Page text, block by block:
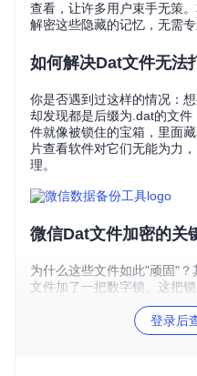
查看，让许多用户束手无策
解密这些隐藏的记忆，无需
如何解决Dat文件无法
你是否遇到过这样的情况：
却发现都是后缀为.dat的文
件就像被锁住的宝箱，里面
片查看软件对它们无能为力
理。
微信Dat文件加密的关
为什么这些文件如此"顽固"
文件加了一把数字锁。这把
简单来说，就是给每个数据
这个锁，就需要找到正确的
对每个字节进行解密运算，
登录后